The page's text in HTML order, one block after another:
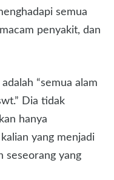
semua
penyakit, dan
adalah “semua alam
Dia tidak
hanya
yang menjadi
seseorang yang